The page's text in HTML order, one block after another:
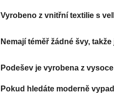
Vyrobeno z vnitřní textilie s
Nemají téměř žádné švy,
Podešev je vyrobena z
Pokud hledáte moderně